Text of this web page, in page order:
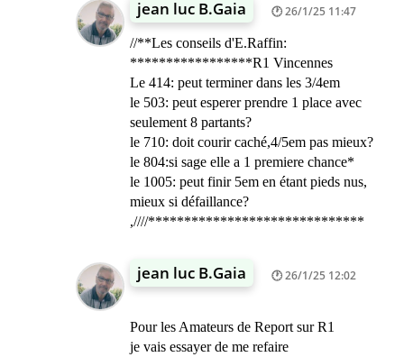
jean luc B.Gaia 26/1/25 11:47
//**Les conseils d'E.Raffin:
*****************R1 Vincennes
Le 414: peut terminer dans les 3/4em
le 503: peut esperer prendre 1 place avec
seulement 8 partants?
le 710: doit courir caché,4/5em pas mieux?
le 804:si sage elle a 1 premiere chance*
le 1005: peut finir 5em en étant pieds nus,
mieux si défaillance?
,////******************************
jean luc B.Gaia 26/1/25 12:02
Pour les Amateurs de Report sur R1
je vais essayer de me refaire